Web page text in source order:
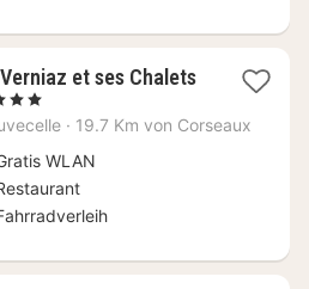
et ses Chalets
· 19.7 Km von Corseaux
WLAN